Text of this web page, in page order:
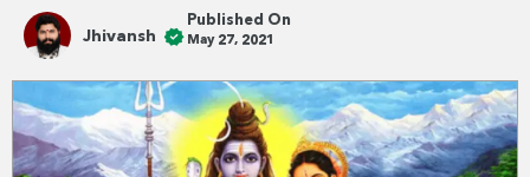
Jhivansh
Published On
May 27, 2021